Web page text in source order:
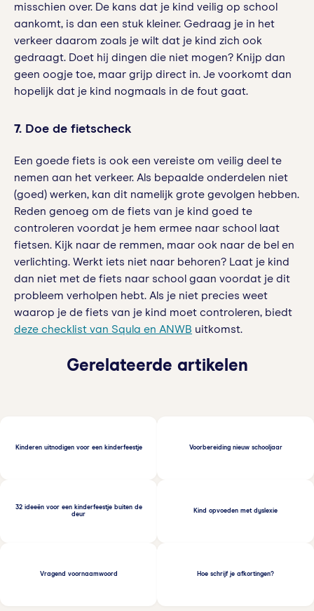
misschien over. De kans dat je kind veilig op school
aankomt, is dan een stuk kleiner. Gedraag je in het
verkeer daarom zoals je wilt dat je kind zich ook
gedraagt. Doet hij dingen die niet mogen? Knijp dan
geen oogje toe, maar grijp direct in. Je voorkomt dan
hopelijk dat je kind nogmaals in de fout gaat.
7. Doe de fietscheck
Een goede fiets is ook een vereiste om veilig deel te
nemen aan het verkeer. Als bepaalde onderdelen niet
(goed) werken, kan dit namelijk grote gevolgen hebben.
Reden genoeg om de fiets van je kind goed te
controleren voordat je hem ermee naar school laat
fietsen. Kijk naar de remmen, maar ook naar de bel en
verlichting. Werkt iets niet naar behoren? Laat je kind
dan niet met de fiets naar school gaan voordat je dit
probleem verholpen hebt. Als je niet precies weet
waarop je de fiets van je kind moet controleren, biedt
deze checklist van Squla en ANWB uitkomst.
Gerelateerde artikelen
Kinderen uitnodigen voor een kinderfeestje Voorbereiding nieuw schooljaar
32 ideeën voor een kinderfeestje buiten de
deur
Kind opvoeden met dyslexie
Vragend voornaamwoord Hoe schrijf je afkortingen?